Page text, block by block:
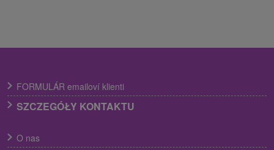
FORMULÁR emailoví klienti
SZCZEGÓŁY KONTAKTU
O nas